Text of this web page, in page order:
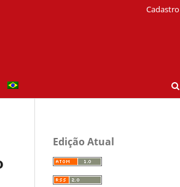
Cadastro
Edição Atual